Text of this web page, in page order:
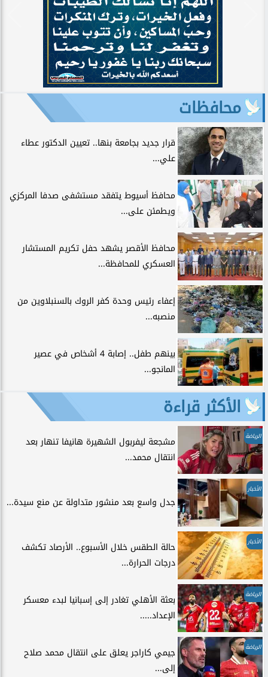
محافظات
قرار جديد بجامعة بنها.. تعيين الدكتور عطاء
علي...
محافظ أسيوط يتفقد مستشفى صدفا المركزي
ويطمئن على...
محافظ الأقصر يشهد حفل تكريم المستشار
العسكري للمحافظة...
إعفاء رئيس وحدة كفر الروك بالسنبلاوين من
منصبه...
بينهم طفل.. إصابة 4 أشخاص في عصير
المانجو...
الأكثر قراءة
الرياضة
مشجعة ليفربول الشهيرة هانيفا تنهار بعد
انتقال محمد...
الأخبار
جدل واسع بعد منشور متداولة عن منع سيدة...
الأخبار
حالة الطقس خلال الأسبوع.. الأرصاد تكشف
درجات الحرارة...
الرياضة
بعثة الأهلي تغادر إلى إسبانيا لبدء معسكر
الإعداد.....
الرياضة
جيمي كاراجر يعلق على انتقال محمد صلاح
إلى...